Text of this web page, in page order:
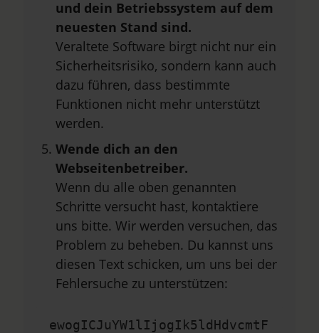
und dein Betriebssystem auf dem
neuesten Stand sind.
Veraltete Software birgt nicht nur ein
Sicherheitsrisiko, sondern kann auch
dazu führen, dass bestimmte
Funktionen nicht mehr unterstützt
werden.
Wende dich an den
Webseitenbetreiber.
Wenn du alle oben genannten
Schritte versucht hast, kontaktiere
uns bitte. Wir werden versuchen, das
Problem zu beheben. Du kannst uns
diesen Text schicken, um uns bei der
Fehlersuche zu unterstützen:
ewogICJuYW1lIjogIk5ldHdvcmtF